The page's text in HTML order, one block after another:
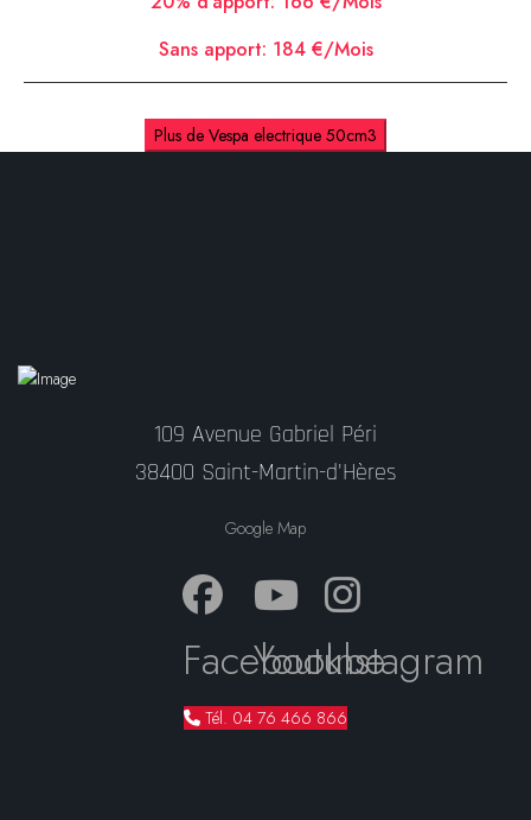
Sans apport: 184 €/Mois
Plus de Vespa electrique 50cm3
109 Avenue Gabriel Péri
38400 Saint-Martin-d'Hères
Google Map
Facebook
YoutubeInstagram
Tél. 04 76 466 866